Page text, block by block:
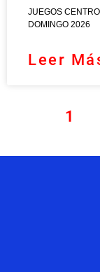
JUEGOS
DOMINGO 2026
Leer
1